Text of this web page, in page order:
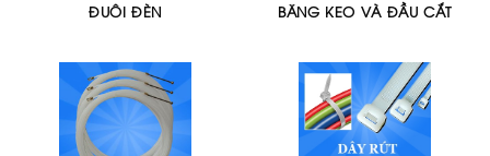
ĐUÔI ĐÈN BĂNG KEO VÀ ĐẦU CẮT